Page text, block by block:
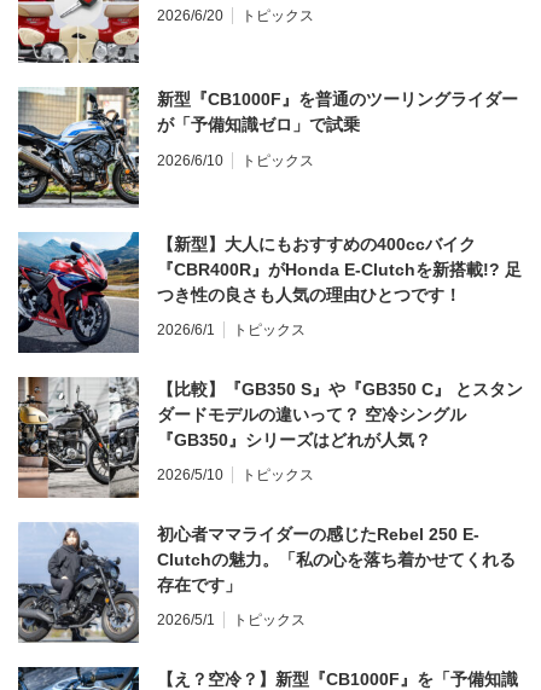
2026/6/20 トピックス
新型『CB1000F』を普通のツーリングライダー
が「予備知識ゼロ」で試乗
2026/6/10 トピックス
【新型】大人にもおすすめの400ccバイク
『CBR400R』がHonda E-Clutchを新搭載!? 足
つき性の良さも人気の理由ひとつです！
2026/6/1 トピックス
【比較】『GB350 S』や『GB350 C』 とスタン
ダードモデルの違いって？ 空冷シングル
『GB350』シリーズはどれが人気？
2026/5/10 トピックス
初心者ママライダーの感じたRebel 250 E-
Clutchの魅力。「私の心を落ち着かせてくれる
存在です」
2026/5/1 トピックス
【え？空冷？】新型『CB1000F』を「予備知識